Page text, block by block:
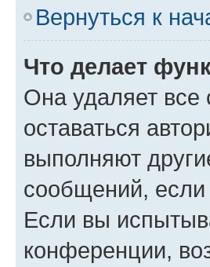
Вернуться к
Что делает
Она удаляет все
оставаться
выполняют
сообщений, если
Если вы
конференции,